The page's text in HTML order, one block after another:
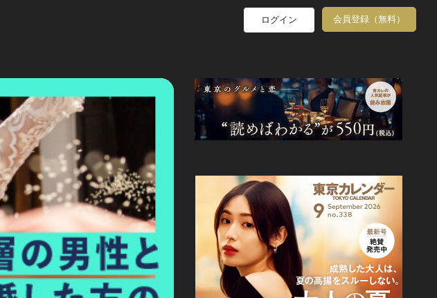
ログイン 会員登録（無料）